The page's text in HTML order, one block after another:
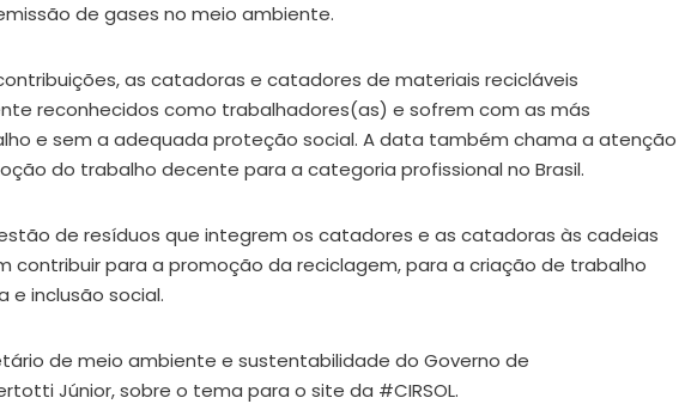
de gases no meio ambiente.
as catadoras e catadores de materiais recicláveis
reconhecidos como trabalhadores(as) e sofrem com as más
e sem a adequada proteção social. A data também chama a atenção
do trabalho decente para a categoria profissional no Brasil.
de resíduos que integrem os catadores e as catadoras às cadeias
contribuir para a promoção da reciclagem, para a criação de trabalho
e inclusão social.
de meio ambiente e sustentabilidade do Governo de
Júnior, sobre o tema para o site da #CIRSOL.